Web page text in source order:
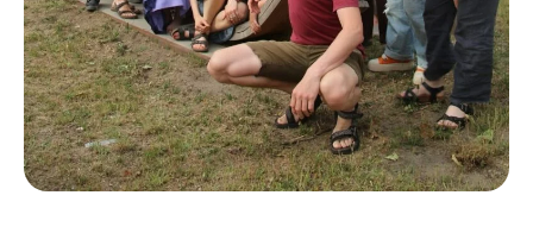
Werken aan de wijk, ABCD, WijkWijzer >
Weerbare gemeenschappen
Voorbereiden op crisis, noodsteunpunten,
ontmoetingsplekken >
Buurtenergie